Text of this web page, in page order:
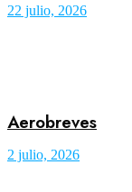
22 julio, 2026
Aerobreves
2 julio, 2026